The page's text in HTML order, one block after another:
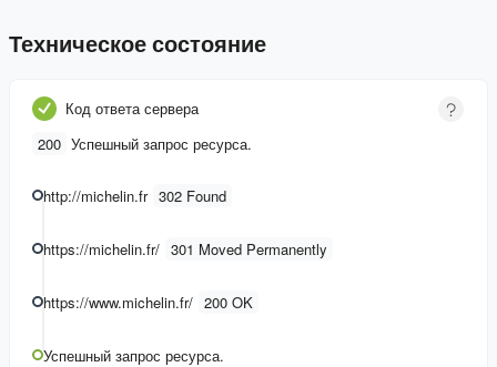
Техническое состояние
Код ответа сервера
200 Успешный запрос ресурса.
http://michelin.fr 302 Found
https://michelin.fr/ 301 Moved Permanently
https://www.michelin.fr/ 200 OK
Успешный запрос ресурса.